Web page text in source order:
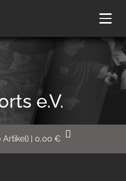
e.V.
Artikel) | 0,00 €